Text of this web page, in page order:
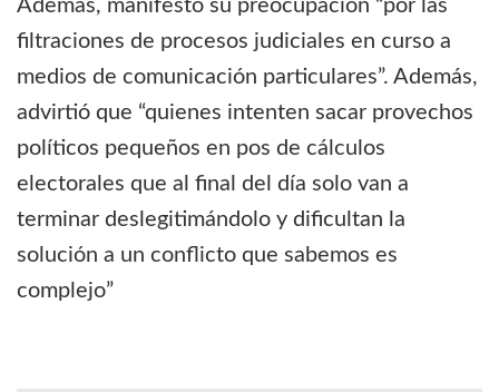
Además, manifestó su preocupación “por las
filtraciones de procesos judiciales en curso a
medios de comunicación particulares”. Además,
advirtió que “quienes intenten sacar provechos
políticos pequeños en pos de cálculos
electorales que al final del día solo van a
terminar deslegitimándolo y dificultan la
solución a un conflicto que sabemos es
complejo”